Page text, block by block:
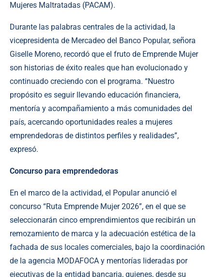
Mujeres Maltratadas (PACAM).
Durante las palabras centrales de la actividad, la
vicepresidenta de Mercadeo del Banco Popular, señora
Giselle Moreno, recordó que el fruto de Emprende Mujer
son historias de éxito reales que han evolucionado y
continuado creciendo con el programa. “Nuestro
propósito es seguir llevando educación financiera,
mentoría y acompañamiento a más comunidades del
país, acercando oportunidades reales a mujeres
emprendedoras de distintos perfiles y realidades”,
expresó.
Concurso para emprendedoras
En el marco de la actividad, el Popular anunció el
concurso “Ruta Emprende Mujer 2026”, en el que se
seleccionarán cinco emprendimientos que recibirán un
remozamiento de marca y la adecuación estética de la
fachada de sus locales comerciales, bajo la coordinación
de la agencia MODAFOCA y mentorías lideradas por
ejecutivas de la entidad bancaria, quienes, desde su